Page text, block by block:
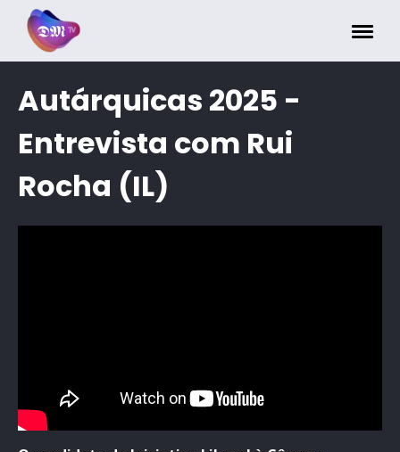
Autárquicas 2025 -
Entrevista com Rui
Rocha (IL)
Painel de Gerenciamento de Cookies